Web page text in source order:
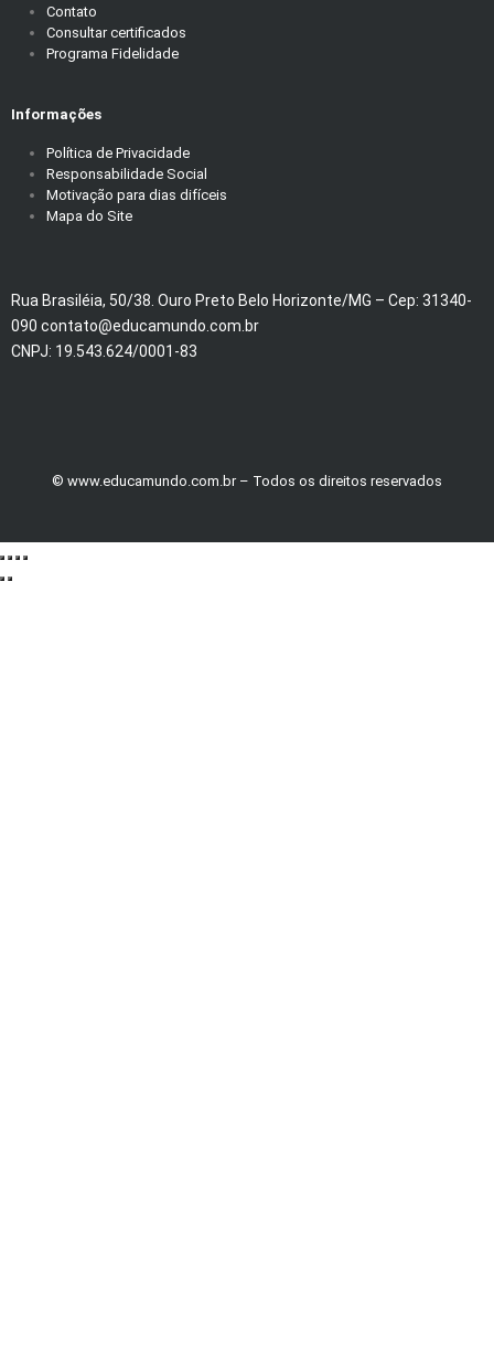
Contato
Consultar certificados
Programa Fidelidade
Informações
Política de Privacidade
Responsabilidade Social
Motivação para dias difíceis
Mapa do Site
Rua Brasiléia, 50/38. Ouro Preto Belo Horizonte/MG – Cep: 31340-
090 contato@educamundo.com.br
CNPJ: 19.543.624/0001-83
© www.educamundo.com.br – Todos os direitos reservados